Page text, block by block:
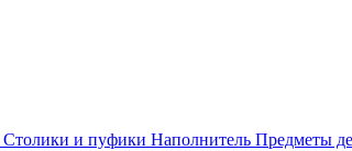
Столики и пуфики Наполнитель Предметы